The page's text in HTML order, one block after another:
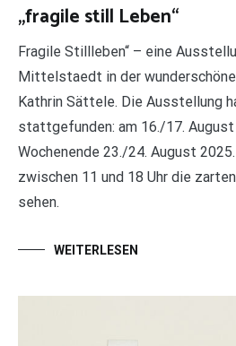
„fragile still Leben“
Fragile Stillleben“ – eine
Mittelstaedt in der
Kathrin Sättele. Die Ausstellung
stattgefunden: am 16./17. August
Wochenende 23./24. August
zwischen 11 und 18 Uhr die
sehen.
WEITERLESEN